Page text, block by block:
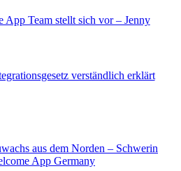
App Team stellt sich vor – Jenny
verständlich erklärt
aus dem Norden – Schwerin
App Germany